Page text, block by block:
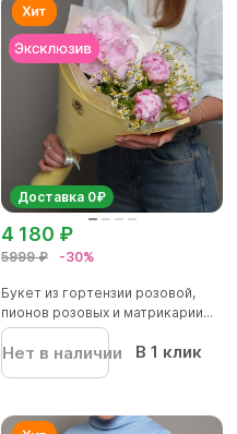
Доставка 0₽
5999 ₽ -30%
4 180 ₽
Букет из гортензии розовой,
пионов розовых и матрикарии...
Нет в наличии В 1 клик